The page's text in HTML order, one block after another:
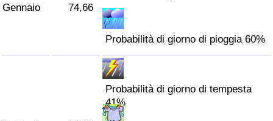
Gennaio 74,66
Probabilità di giorno di pioggia 60%
Probabilità di giorno di tempesta
41%
Inquinamento
Indice dell’Inquinamento (Corrente)
Indice di inquinamento
Indice dell’Inquinamento per Nazione